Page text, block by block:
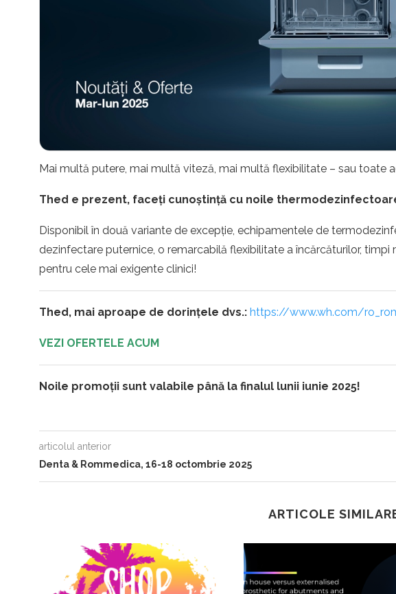
Mai multă putere, mai multă viteză, mai multă flexibilitate – sau toate
Thed e prezent, faceți cunoștință cu noile
Disponibil în două variante de excepție, echipamentele de
dezinfectare puternice, o remarcabilă flexibilitate a încărcăturilor, timpi
pentru cele mai exigente clinici!
Thed, mai aproape de dorințele dvs.: https://www.wh.com/
VEZI OFERTELE ACUM
Noile promoții sunt valabile până la finalul lunii iunie 2025!
articolul anterior
Denta & Rommedica, 16-18 octombrie 2025
ARTICOLE